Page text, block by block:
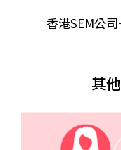
香港SEM公司
其